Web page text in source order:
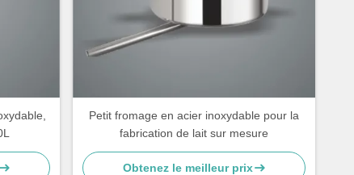
Petit fromage en acier inoxydable pour la
fabrication de lait sur mesure
Obtenez le meilleur prix